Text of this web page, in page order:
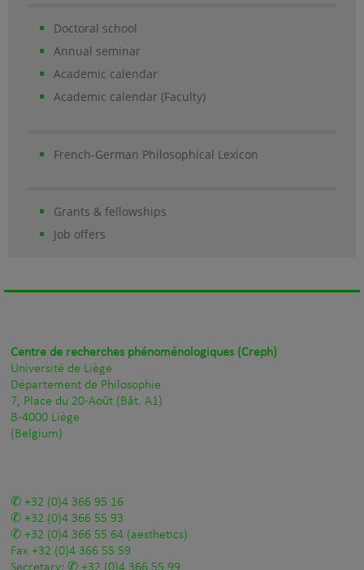
Doctoral school
Annual seminar
Academic calendar
Academic calendar (Faculty)
French-German Philosophical Lexicon
Grants & fellowships
Job offers
Centre de recherches phénoménologiques (Creph)
Université de Liège
Département de Philosophie
7, Place du 20-Août (Bât. A1)
B-4000 Liège
(Belgium)
+32 (0)4 366 95 16
+32 (0)4 366 55 93
+32 (0)4 366 55 64 (aesthetics)
Fax +32 (0)4 366 55 59